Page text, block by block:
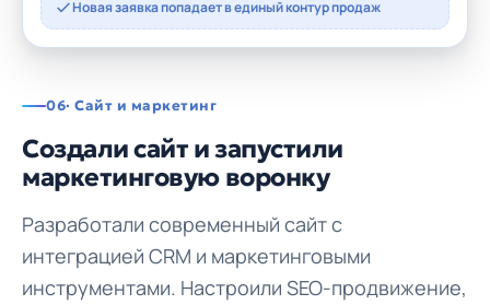
06· Сайт и маркетинг
Создали сайт и запустили
маркетинговую воронку
Разработали современный сайт с
интеграцией CRM и маркетинговыми
инструментами. Настроили SEO-продвижение,
Новая заявка попадает в единый контур продаж